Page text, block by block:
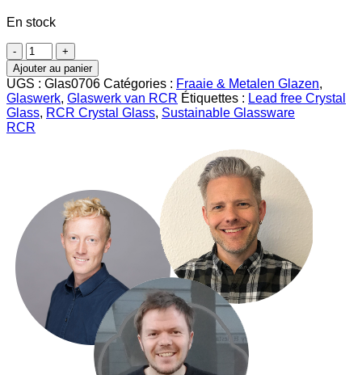
En stock
quantité
de
Verre
à
cocktail
RCR
Tattoo
pièces)
Ajouter au panier
UGS : Glas0706 Catégories : Fraaie & Metalen Glazen,
Glaswerk, Glaswerk van RCR Étiquettes : Lead free Crystal
Glass, RCR Crystal Glass, Sustainable Glassware
RCR